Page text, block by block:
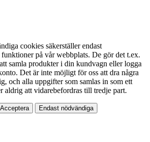
cookies säkerställer endast
på vår webbplats. De gör det t.ex.
samla produkter i din kundvagn eller logga
Det är inte möjligt för oss att dra några
och alla uppgifter som samlas in som ett
aldrig att vidarebefordras till tredje part.
Acceptera Endast nödvändiga